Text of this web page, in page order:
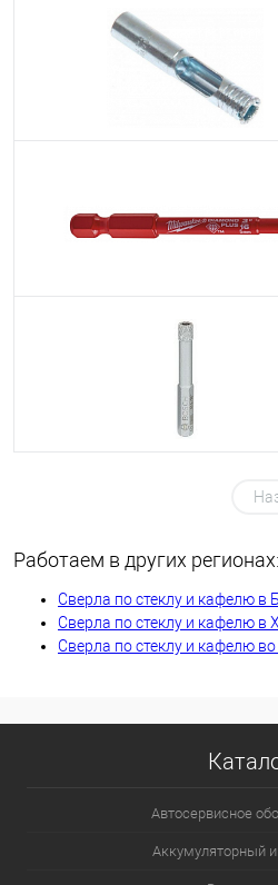
Работаем в других регионах:
Сверла по стеклу и кафелю в
Сверла по стеклу и кафелю в
Сверла по стеклу и кафелю
Автосервисное
Аккумуляторный